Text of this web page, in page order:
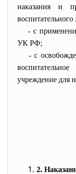
наказания и
воспитательного
- с
УК РФ;
- с
учреждение для
2.